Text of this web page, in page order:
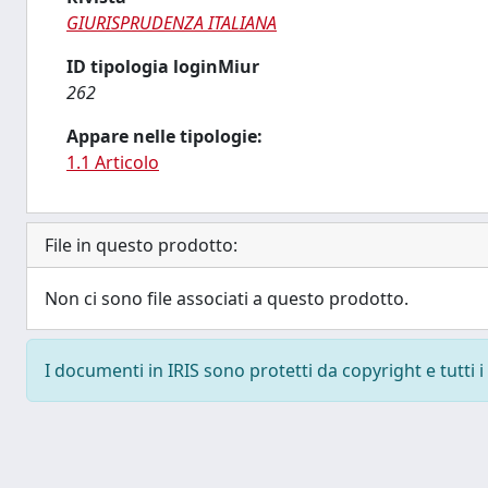
GIURISPRUDENZA ITALIANA
ID tipologia loginMiur
262
Appare nelle tipologie:
1.1 Articolo
File in questo prodotto:
Non ci sono file associati a questo prodotto.
I documenti in IRIS sono protetti da copyright e tutti